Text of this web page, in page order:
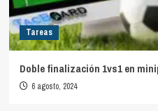
Tareas
Doble finalización 1vs1 en
6 agosto, 2024